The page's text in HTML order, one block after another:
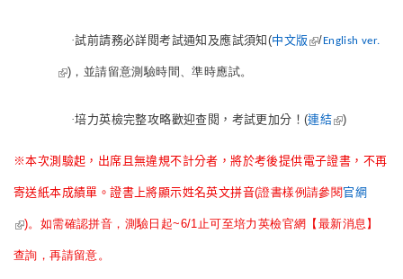
·試前請務必詳閱考試通知及應試須知 (中文版 /English ver.
(link is external)
)，並請留意測驗時間、準時應試。
·培力英檢完整攻略歡迎查閱，考試更加分！(連結 )
※本次測驗起，出席且無違規不計分者，將於考後提供電子證書， 不再
寄送紙本成績單。證書上將顯示姓名英文拼音(證書樣例請參閱官網
(link is external)
)。如需確認拼音，測驗日起~6/1止可至培力英檢官網【 最新消息】
查詢，再請留意。